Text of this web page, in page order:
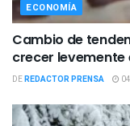
ECONOMÍA
Cambio de
crecer levemente
DEREDACTOR PRENSA